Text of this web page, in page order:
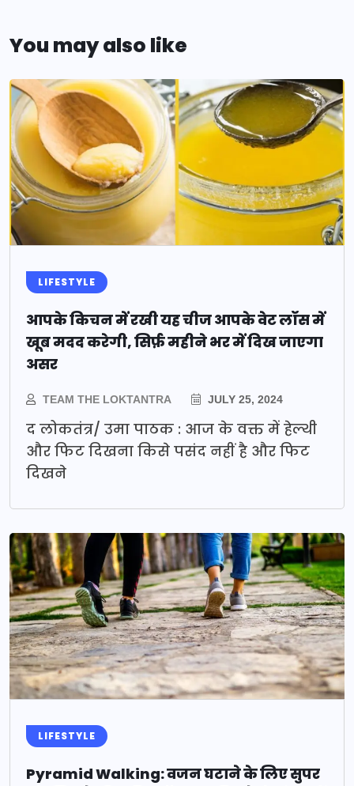
You may also like
LIFESTYLE
आपके किचन में रखी यह चीज आपके वेट लॉस में
खूब मदद करेगी, सिर्फ़ महीने भर में दिख जाएगा
असर
TEAM THE LOKTANTRA JULY 25, 2024
द लोकतंत्र/ उमा पाठक : आज के वक्त में हेल्थी
और फिट दिखना किसे पसंद नहीं है और फिट
दिखने
LIFESTYLE
Pyramid Walking: वजन घटाने के लिए सुपर